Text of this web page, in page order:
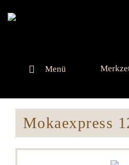
Menü
Mokaexpress